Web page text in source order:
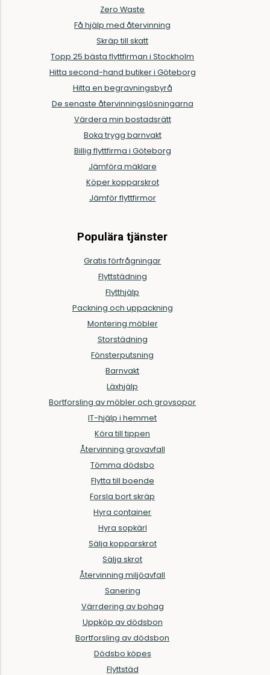
Zero Waste
Få hjälp med återvinning
Skräp till skatt
Topp 25 bästa flyttfirman i Stockholm
Hitta second-hand butiker i Göteborg
Hitta en begravningsbyrå
De senaste återvinningslösningarna
Värdera min bostadsrätt
Boka trygg barnvakt
Billig flyttfirma i Göteborg
Jämföra mäklare
Köper kopparskrot
Jämför flyttfirmor
Populära tjänster
Gratis förfrågningar
Flyttstädning
Flytthjälp
Packning och uppackning
Montering möbler
Storstädning
Fönsterputsning
Barnvakt
Läxhjälp
Bortforsling av möbler och grovsopor
IT-hjälp i hemmet
Köra till tippen
Återvinning grovavfall
Tömma dödsbo
Flytta till boende
Forsla bort skräp
Hyra container
Hyra sopkärl
Sälja kopparskrot
Sälja skrot
Återvinning miljöavfall
Sanering
Värrdering av bohag
Uppköp av dödsbon
Bortforsling av dödsbon
Dödsbo köpes
Flyttstäd